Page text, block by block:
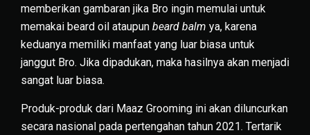
memberikan gambaran jika Bro ingin memulai untuk
memakai beard oil ataupun beard balm ya, karena
keduanya memiliki manfaat yang luar biasa untuk
janggut Bro. Jika dipadukan, maka hasilnya akan menjadi
sangat luar biasa.
Produk-produk dari Maaz Grooming ini akan diluncurkan
secara nasional pada pertengahan tahun 2021. Tertarik